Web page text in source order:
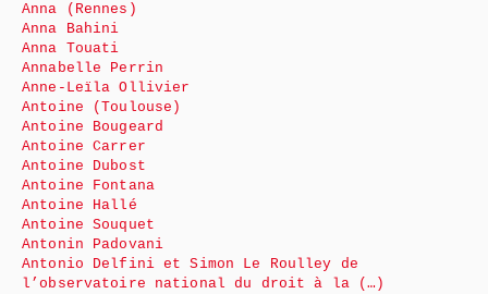
Anna (Rennes)
Anna Bahini
Anna Touati
Annabelle Perrin
Anne-Leïla Ollivier
Antoine (Toulouse)
Antoine Bougeard
Antoine Carrer
Antoine Dubost
Antoine Fontana
Antoine Hallé
Antoine Souquet
Antonin Padovani
Antonio Delfini et Simon Le Roulley de
l’observatoire national du droit à la (…)